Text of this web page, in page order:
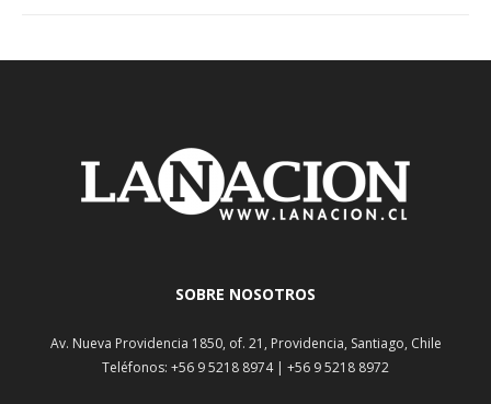
SOBRE NOSOTROS
Av. Nueva Providencia 1850, of. 21, Providencia, Santiago, Chile
Teléfonos: +56 9 5218 8974 | +56 9 5218 8972